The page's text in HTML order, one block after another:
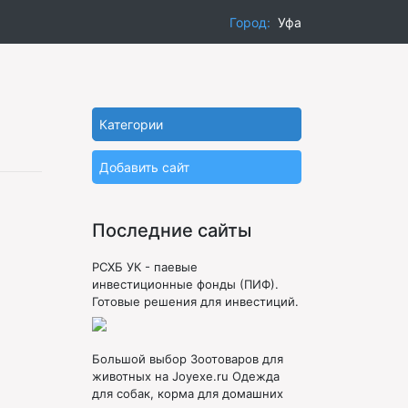
Город: Уфа
Категории
Добавить сайт
Последние сайты
РСХБ УК - паевые
инвестиционные фонды (ПИФ).
Готовые решения для инвестиций.
Большой выбор Зоотоваров для
животных на Joyexe.ru Одежда
для собак, корма для домашних